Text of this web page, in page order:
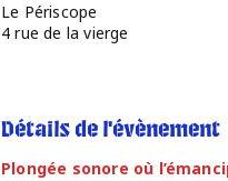
Le Périscope
4 rue de la vierge
Détails de l'évènement
Plongée sonore où